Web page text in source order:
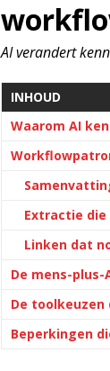
AI verandert
INHOUD
Waarom AI
Extractie
Linken dat
De mens-plus-
De
Beperkingen